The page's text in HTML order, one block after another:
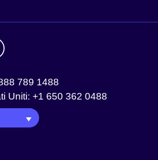
789 1488
Uniti: +1 650 362 0488